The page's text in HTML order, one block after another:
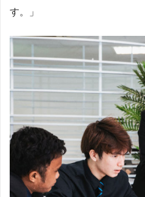
す。」